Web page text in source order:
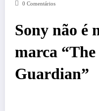
0 Comentários
Sony não é
marca
Guardian”